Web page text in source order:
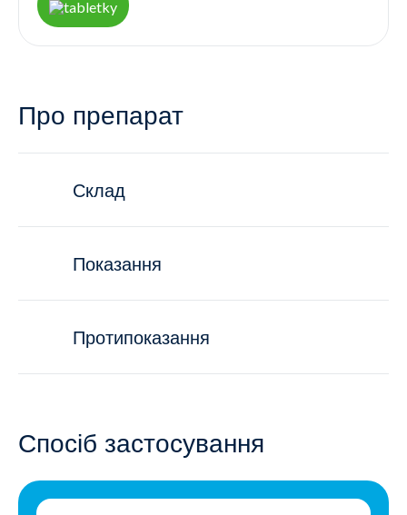
Про препарат
Склад
Показання
Протипоказання
Спосіб застосування